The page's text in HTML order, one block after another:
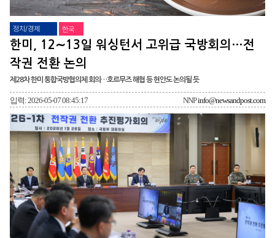
정치/경제 한국
한미, 12∼13일 워싱턴서 고위급 국방회의…전
작권 전환 논의
제28차 한미 통합국방협의체 회의…호르무즈 해협 등 현안도 논의될 듯
입력: 2026-05-07 08:45:17 NNPinfo@newsandpost.com